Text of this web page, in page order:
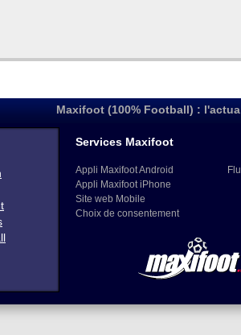
Maxifoot (100% Football) :
Services Maxifoot
Appli Maxifoot Android
Appli Maxifoot iPhone
Site web Mobile
Choix de consentement